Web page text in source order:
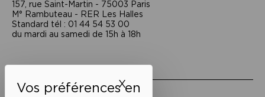
XMasquer le bandeau des
157, rue Saint-Martin - 75003 Paris
M° Rambuteau - RER Les Halles
Standard tél : 01 44 54 53 00
du mardi au samedi de 15h à 18h
Mentions légales